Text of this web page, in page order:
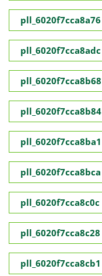
pll_6020f7cca8a76
pll_6020f7cca8adc
pll_6020f7cca8b68
pll_6020f7cca8b84
pll_6020f7cca8ba1
pll_6020f7cca8bca
pll_6020f7cca8c0c
pll_6020f7cca8c28
pll_6020f7cca8cb1